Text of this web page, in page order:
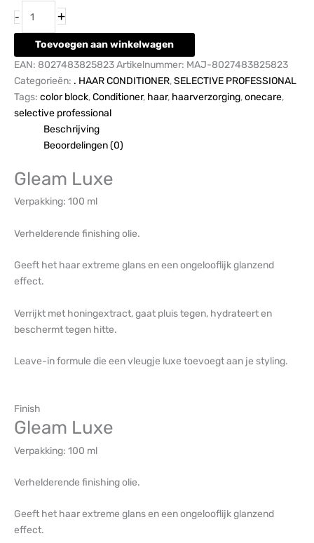
- +
Toevoegen aan winkelwagen
EAN: 8027483825823Artikelnummer: MAJ-8027483825823
Categorieën: . HAAR CONDITIONER,SELECTIVE PROFESSIONAL
Tags: color block,Conditioner, haar, haarverzorging,onecare,
selective professional
Beschrijving
Beoordelingen (0)
Gleam Luxe
Verpakking: 100 ml
Verhelderende finishing olie.
Geeft het haar extreme glans en een ongelooflijk glanzend
effect.
Verrijkt met honingextract, gaat pluis tegen, hydrateert en
beschermt tegen hitte.
Leave-in formule die een vleugje luxe toevoegt aan je styling.
Finish
Gleam Luxe
Verpakking: 100 ml
Verhelderende finishing olie.
Geeft het haar extreme glans en een ongelooflijk glanzend
effect.